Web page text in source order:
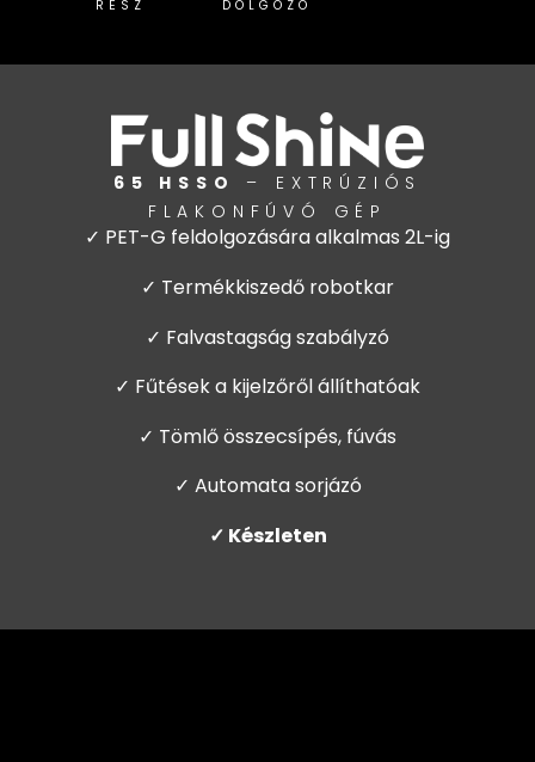
RÉSZ
DOLGOZÓ
65 HSSO
– EXTRÚZIÓS
FLAKONFÚVÓ GÉP
✓ PET-G feldolgozására alkalmas 2L-ig
✓ Termékkiszedő robotkar
✓ Falvastagság szabályzó
✓ Fűtések a kijelzőről állíthatóak
✓ Tömlő összecsípés, fúvás
✓ Automata sorjázó
✓ Készleten